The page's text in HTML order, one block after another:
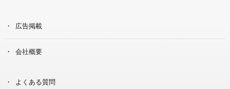
広告掲載
会社概要
よくある質問